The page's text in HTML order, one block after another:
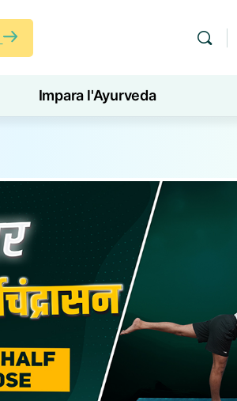
Impara l'Ayurveda